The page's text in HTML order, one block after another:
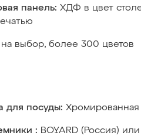
панель: ХДФ в цвет
на выбор, более 300 цветов
для посуды: Хромированная
: BOYARD (Россия)